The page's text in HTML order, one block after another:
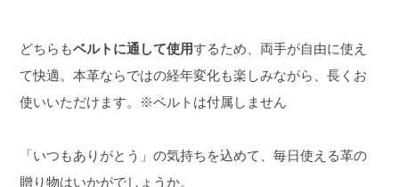
どちらもベルトに通して使用するため、両手が自由に使え
て快適。本革ならではの経年変化も楽しみながら、長くお
使いいただけます。 ※ベルトは付属しません
「いつもありがとう」の気持ちを込めて、毎日使える革の
贈り物はいかがでしょうか。